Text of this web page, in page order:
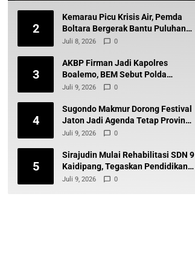
2
Kemarau Picu Krisis Air, Pemda
Boltara Bergerak Bantu Puluhan
Warga Komus Timur
Juli 8, 2026 0
3
AKBP Firman Jadi Kapolres
Boalemo, BEM Sebut Polda
Gorontalo Tak Baik-Baik Saja
Juli 9, 2026 0
4
Sugondo Makmur Dorong Festival
Jaton Jadi Agenda Tetap Provinsi,
Kiai Mojo Kembali Disuarakan
Juli 9, 2026 0
5
Sirajudin Mulai Rehabilitasi SDN 9
Kaidipang, Tegaskan Pendidikan
Tetap Prioritas Daerah
Juli 9, 2026 0